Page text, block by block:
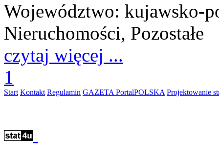
Województwo: kujawsko-
Nieruchomości, Pozostałe
czytaj więcej ...
1
Start Kontakt Regulamin GAZETA PortalPOLSKA Projektowanie